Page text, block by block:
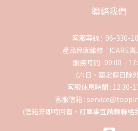
聯絡我們
客服專線 : 06-330-
產品保固維修 : ICARE
服務時間 : 09:00 -
(六日、國定假日除
客服休息時間 : 12:30-
客服信箱 :
(信箱非即時回覆，訂單事宜請轉聯絡